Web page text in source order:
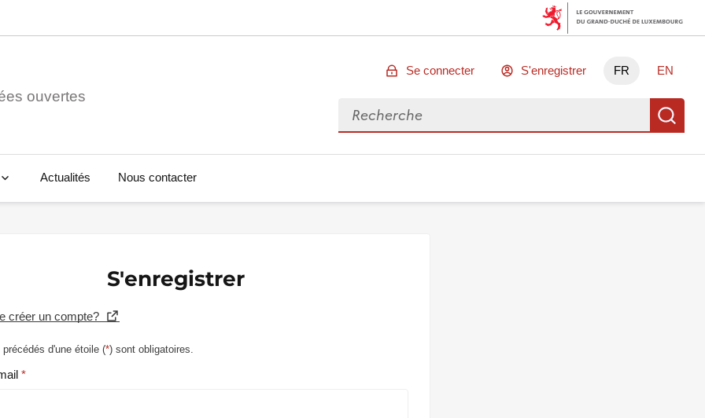
ouvertes
Se connecter S'enregistrer FR EN
Rechercher des données
Actualités Nous contacter
S'enregistrer
créer un compte?
d'une étoile (*) sont obligatoires.